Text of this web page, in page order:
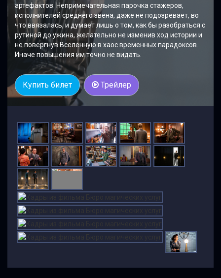
артефактов. Непримечательная парочка стажеров,
исполнителей среднего звена, даже не подозревает, во
что ввязалась, и думает лишь о том, как бы разобраться с
рутиной до ужина, желательно не изменив ход истории и
не повергнув Вселенную в хаос временных парадоксов.
Иначе повышения им точно не видать.
Купить билет Трейлер